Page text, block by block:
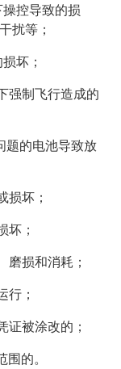
控导致的损
扰等；
坏；
强制飞行造成的
题的电池导致放
损坏；
坏；
磨损和消耗；
行；
证被涂改的；
的。